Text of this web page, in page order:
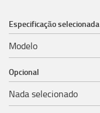
Especificação selecionada
Modelo
Opcional
Nada selecionado